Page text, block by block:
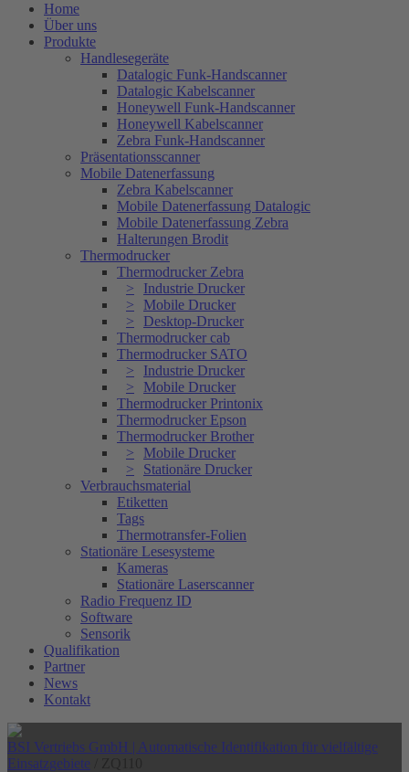
Home
Über uns
Produkte
Handlesegeräte
Datalogic Funk-Handscanner
Datalogic Kabelscanner
Honeywell Funk-Handscanner
Honeywell Kabelscanner
Zebra Funk-Handscanner
Präsentationsscanner
Mobile Datenerfassung
Zebra Kabelscanner
Mobile Datenerfassung Datalogic
Mobile Datenerfassung Zebra
Halterungen Brodit
Thermodrucker
Thermodrucker Zebra
Industrie Drucker
Mobile Drucker
Desktop-Drucker
Thermodrucker cab
Thermodrucker SATO
Industrie Drucker
Mobile Drucker
Thermodrucker Printonix
Thermodrucker Epson
Thermodrucker Brother
Mobile Drucker
Stationäre Drucker
Verbrauchsmaterial
Etiketten
Tags
Thermotransfer-Folien
Stationäre Lesesysteme
Kameras
Stationäre Laserscanner
Radio Frequenz ID
Software
Sensorik
Qualifikation
Partner
News
Kontakt
BSI Vertriebs GmbH | Automatische Identifikation für vielfältige
Einsatzgebiete